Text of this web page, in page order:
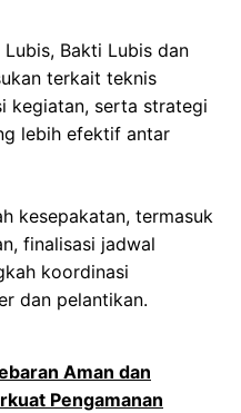
Bakti Lubis dan
terkait teknis
kegiatan, serta strategi
lebih efektif antar
kesepakatan, termasuk
finalisasi jadwal
koordinasi
dan pelantikan.
Aman dan
Pengamanan